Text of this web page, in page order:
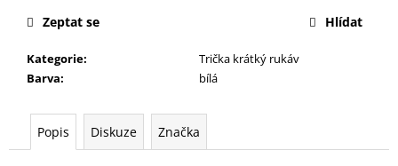
Kategorie:
Trička krátký rukáv
Barva: bílá
Zeptat se Hlídat
Popis Diskuze Značka